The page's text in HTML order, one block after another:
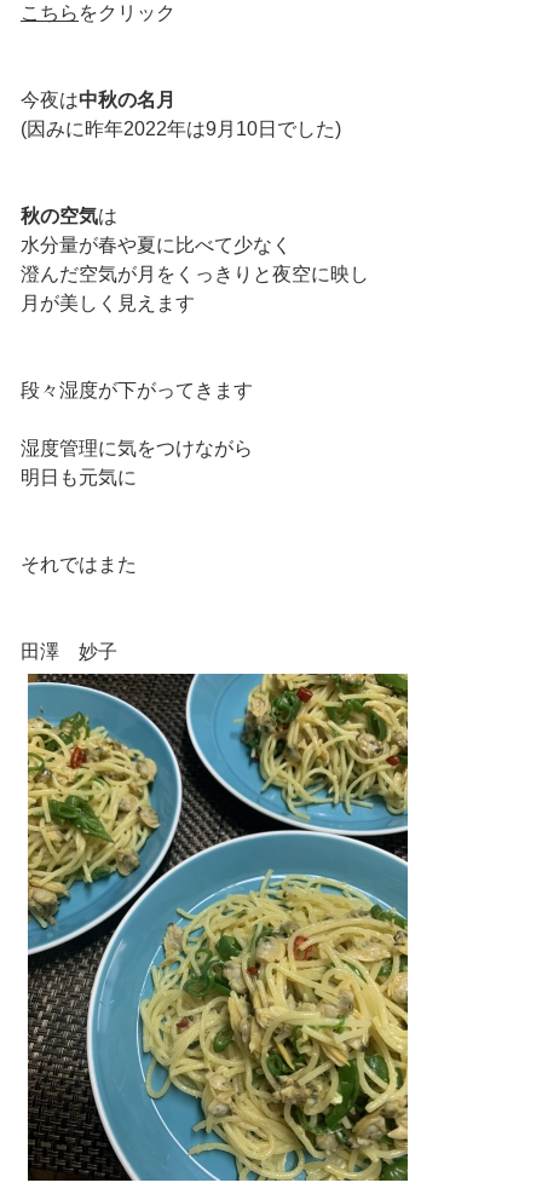
こちら をクリック
今夜は中秋の名月
(因みに昨年2022年は9月10日でした)
秋の空気は
水分量が春や夏に比べて少なく
澄んだ空気が月をくっきりと夜空に映し
月が美しく見えます
段々湿度が下がってきます
湿度管理に気をつけながら
明日も元気に
それではまた
田澤 妙子